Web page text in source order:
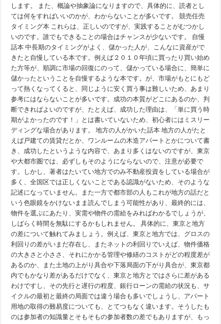
します。 また、概論や抽象論になりますので、具体的に、読者とし
ては何をすればいいのかが、わからないことが多いです。 競売任売
タイミング本 これらは、正しいのですが、実践することがむつかし
いのです。誰でもできることの場合はチャンスが少ないです。 自慢
話本 中長期のタイミングがよく、儲かった人が、こんなに資産がで
きたと自慢している本です。例えば２０１０年頃に買ったり買い始め
た方等が、順調に市場の回復にのって、儲かっている場合に、簡単に
儲かったということを自慢するような本です。が、市場がもとにもど
って熱くなってくると、同じように安く買う事は難しいため、あまり
参考にはならないことが多いです。成功の本質がどこにあるのか、判
断できればよいのですが、たとえば、成功した理由は、「単に買う時
期がよかったのです！」とは書いていないため、初心者にはミスリー
ディングな場合があります。 地方の人がかいた話本 地方の人がたと
えば戸建ての賃貸だとか、ワンルームの木造アパートとかについて書
き、成功したというような内容で、あまり多くはないのですが、東京
や大都市圏では、必ずしもそのようにならないので、注意が必要で
す。しかし、著者はたいてい地方でのみ不動産投資をしている場合が
多く、全国区では正しくないことである認識がないため、そのような
記述になっていません。また一方で都市部の人もこれが地方の話だと
いう色眼鏡をかけないまま読んでしまう可能性があり、最終的には、
物件を選ぶにあたり、実需や物件の需給をみればわかるでしょうが、
しばらく時間を無駄にするかもしれません。 具体的に、東京と地方
の差について触れてみましょう。例えば、東京と地方では、グロスの
利回りの差がいまだ存在し、またネットの利回りでいえば、物件価格
の大きさと小ささ、それにかかる管理や修繕のコストがどの程度差が
あるのか、また土地の上がり具合や下落局面の下がり具合が、東京都
内でもかなり差があるだけでなく、東京と地方とではさらに差がある
わけですし、その先行と遅行の程度、銀行ローンの需給の状況も、サ
イクルの最初と最終の局面では違う場合も多いでしょうし、アパート
用地の取得の難易度についても、とてつもなく違います。そうしたも
のは参加者の知識量とそもそもの参加者数の差でもありますが、もっ